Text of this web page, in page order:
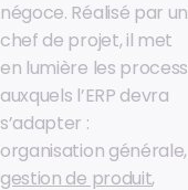
négoce. Réalisé par un
chef de projet, il met
en lumière les process
auxquels l’ERP devra
s’adapter :
organisation générale,
gestion de produit,